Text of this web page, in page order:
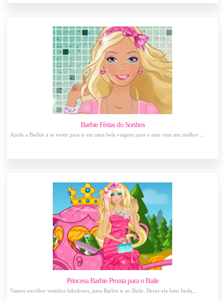
Barbie Férias do Sonhos
Ajude a Barbie a se vestir para ir em uma bela viagem para o mar com seu melhor ...
Princesa Barbie Pronta para o Baile
Vamos escolher vestidos fabulosos, para Barbie ir ao Baile. Deixe ela bem linda,...